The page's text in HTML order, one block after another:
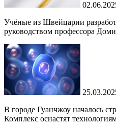
Учёные из Швейцарии
руководством профессора
В городе Гуанчжоу началось
Комплекс оснастят